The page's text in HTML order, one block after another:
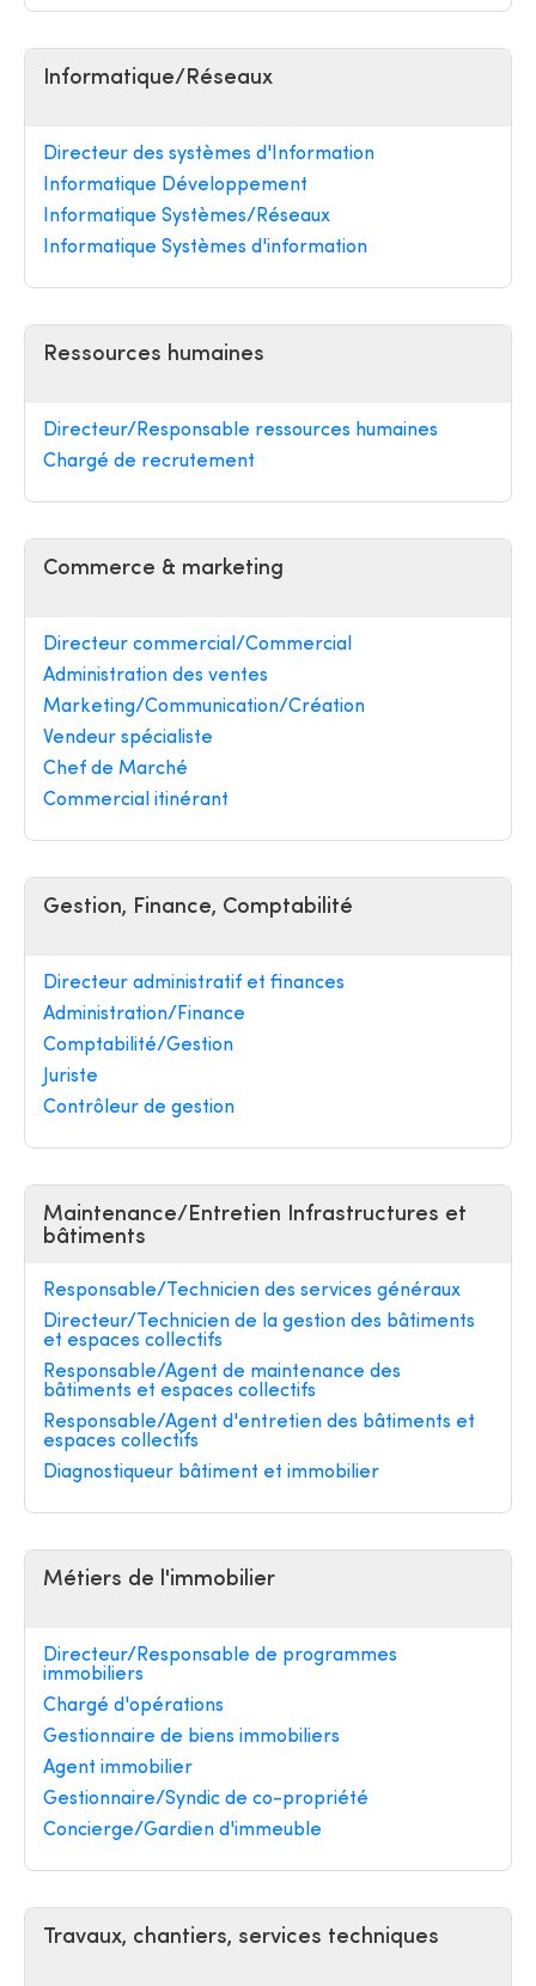
Informatique/Réseaux
Directeur des systèmes d'Information
Informatique Développement
Informatique Systèmes/Réseaux
Informatique Systèmes d'information
Ressources humaines
Directeur/Responsable ressources humaines
Chargé de recrutement
Commerce & marketing
Directeur commercial/Commercial
Administration des ventes
Marketing/Communication/Création
Vendeur spécialiste
Chef de Marché
Commercial itinérant
Gestion, Finance, Comptabilité
Directeur administratif et finances
Administration/Finance
Comptabilité/Gestion
Juriste
Contrôleur de gestion
Maintenance/Entretien Infrastructures et
bâtiments
Responsable/Technicien des services généraux
Directeur/Technicien de la gestion des bâtiments
et espaces collectifs
Responsable/Agent de maintenance des
bâtiments et espaces collectifs
Responsable/Agent d'entretien des bâtiments et
espaces collectifs
Diagnostiqueur bâtiment et immobilier
Métiers de l'immobilier
Directeur/Responsable de programmes
immobiliers
Chargé d'opérations
Gestionnaire de biens immobiliers
Agent immobilier
Gestionnaire/Syndic de co-propriété
Concierge/Gardien d'immeuble
Travaux, chantiers, services techniques